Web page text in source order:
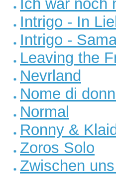
Ich war noch
Intrigo - In
Intrigo -
Leaving the
Nevrland
Nome di
Normal
Ronny &
Zoros Solo
Zwischen